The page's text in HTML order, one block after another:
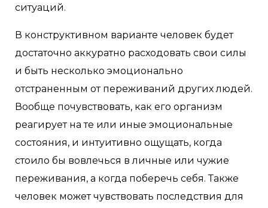
ситуаций.
В конструктивном варианте человек будет
достаточно аккуратно расходовать свои силы
и быть несколько эмоционально
отстраненным от переживаний других людей.
Вообще почувствовать, как его организм
реагирует на те или иные эмоциональные
состояния, и интуитивно ощущать, когда
стоило бы вовлечься в личные или чужие
переживания, а когда поберечь себя. Также
человек может чувствовать последствия для